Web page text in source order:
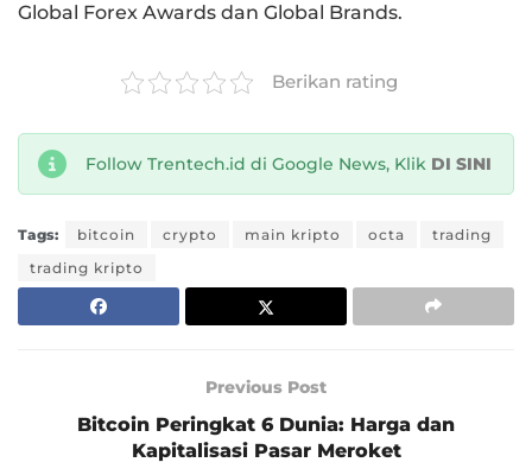
Global Forex Awards dan Global Brands.
Berikan rating
Follow Trentech.id di Google News, Klik DI SINI
Tags: bitcoin crypto main kripto octa
trading
trading kripto
Previous Post
Bitcoin Peringkat 6 Dunia: Harga dan
Kapitalisasi Pasar Meroket